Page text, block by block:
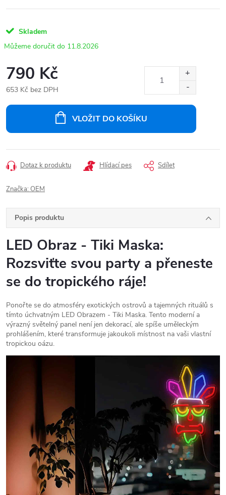
Skladem
11.8.2026
790 Kč
653 Kč bez DPH
VLOŽIT DO KOŠÍKU
Dotaz k produktu Hlídací pes Sdílet
Značka: OEM
Popis produktu
LED Obraz - Tiki Maska:
Rozsviťte svou party a přeneste
se do tropického ráje!
Ponořte se do atmosféry exotických ostrovů a tajemných rituálů s
tímto úchvatným LED Obrazem - Tiki Maska. Tento moderní a
výrazný světelný panel není jen dekorací, ale spíše uměleckým
prohlášením, které transformuje jakoukoli místnost na vaši vlastní
tropickou oázu.